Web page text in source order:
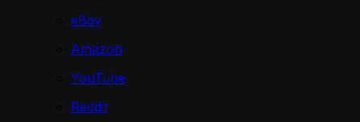
eBay
Amazon
YouTube
Reddit